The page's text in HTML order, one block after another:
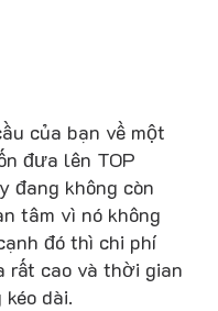
của bạn về một
đưa lên TOP
đang không còn
tâm vì nó không
đó thì chi phí
rất cao và thời gian
dài.